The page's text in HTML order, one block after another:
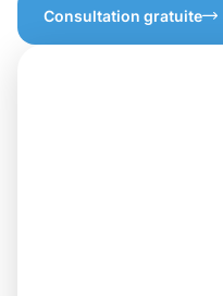
Consultation gratuite